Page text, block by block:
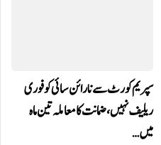
سپریم کورٹ سے نارائن سائی کو فوری
ریلیف نہیں، ضمانت کا معاملہ تین ماہ
میں…